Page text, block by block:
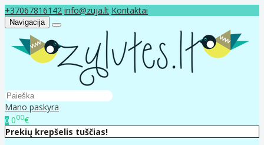
+37067816142 info@zuja.lt Kontaktai
Navigacija
Mano paskyra
0 000€
Prekių krepšelis tuščias!